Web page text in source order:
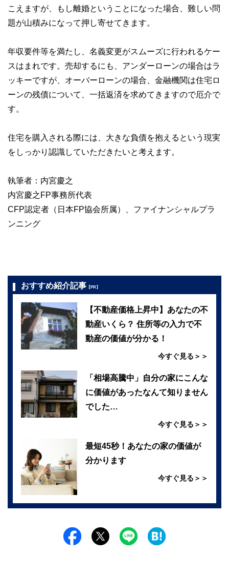
こえますが、もし離婚ということになった場合、難しい問
題が山積みになって押し寄せてきます。
年収要件等を満たし、名義変更がスムーズに行われるケー
スはまれです。売却するにも、アンダーローンの場合はラ
ッキーですが、オーバーローンの場合、金融機関は住宅ロ
ーンの残債について、一括返済を求めてきますので厄介で
す。
住宅を購入される際には、大きな負債を抱えるという現実
をしっかり認識していただきたいと考えます。
執筆者：内宮慶之
内宮慶之FP事務所代表
CFP認定者（日本FP協会所属）、ファイナンシャルプラ
ンニング
おすすめ紹介記事 【PR】
【不動産価格上昇中】あなたの不
動産いくら？ 住所等の入力で不
動産の価値が分かる！
今すぐ見る＞＞
「相場高騰中」自分の家にこんな
に価値があったなんて知りません
でした…
今すぐ見る＞＞
最短45秒！あなたの家の価値が
分かります
今すぐ見る＞＞